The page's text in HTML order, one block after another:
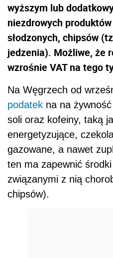
wyższym lub
niezdrowych
słodzonych, chipsów
jedzenia). Możliwe, że
wzrośnie VAT na tego
Na Węgrzech od
podatek na na
soli oraz kofeiny, taką
energetyzujące,
gazowane, a nawet
ten ma zapewnić
związanymi z nią
chipsów).